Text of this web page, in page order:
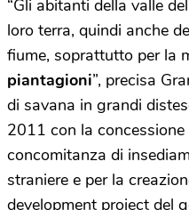
“Gli abitanti della valle
loro terra, quindi anche
fiume, soprattutto per la
piantagioni”, precisa
di savana in grandi
2011 con la
concomitanza di
straniere e per la
development project del